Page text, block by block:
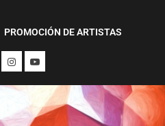
PROMOCIÓN DE ARTISTAS